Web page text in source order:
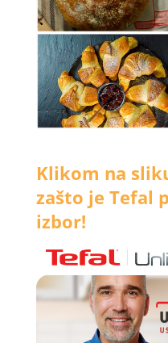
Klikom na
zašto je Tefal
izbor!